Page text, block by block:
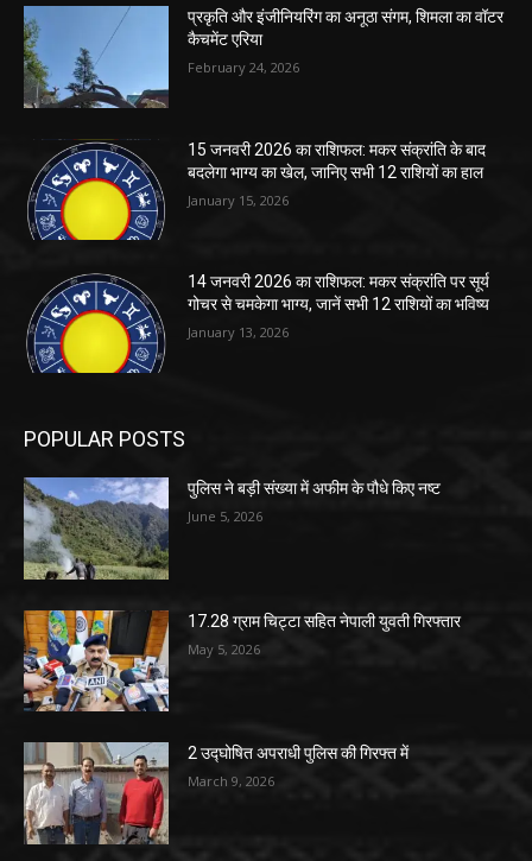
प्रकृति और इंजीनियरिंग का अनूठा संगम, शिमला का वॉटर
कैचमेंट एरिया
February 24, 2026
15 जनवरी 2026 का राशिफल: मकर संक्रांति के बाद
बदलेगा भाग्य का खेल, जानिए सभी 12 राशियों का हाल
January 15, 2026
14 जनवरी 2026 का राशिफल: मकर संक्रांति पर सूर्य
गोचर से चमकेगा भाग्य, जानें सभी 12 राशियों का भविष्य
January 13, 2026
POPULAR POSTS
पुलिस ने बड़ी संख्या में अफीम के पौधे किए नष्ट
June 5, 2026
17.28 ग्राम चिट्टा सहित नेपाली युवती गिरफ्तार
May 5, 2026
2 उद्घोषित अपराधी पुलिस की गिरफ्त में
March 9, 2026